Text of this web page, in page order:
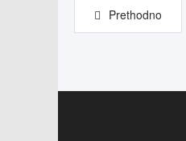
Prethodno